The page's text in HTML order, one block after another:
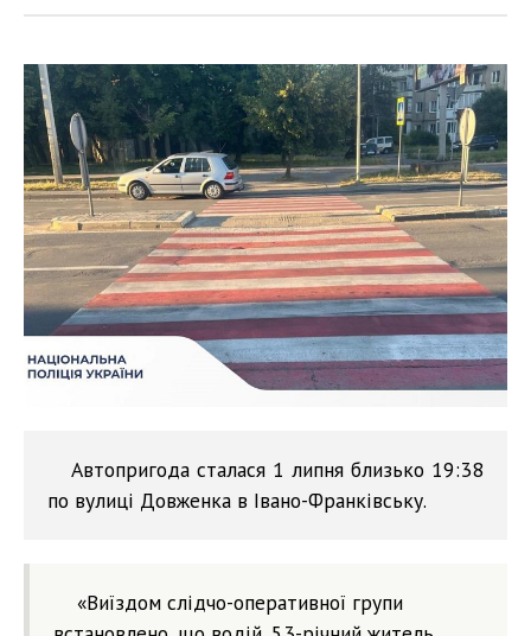
Автопригода сталася 1 липня близько 19:38
по вулиці Довженка в Івано-Франківську.
«Виїздом слідчо-оперативної групи